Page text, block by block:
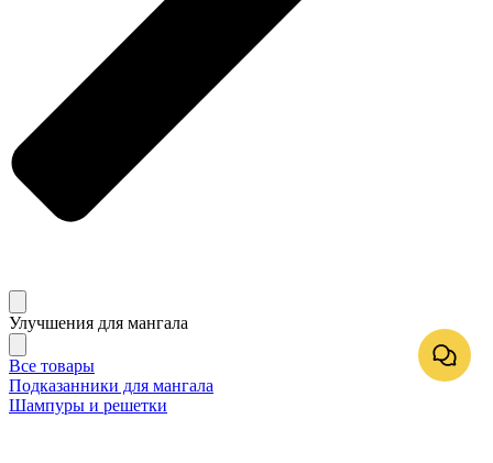
Улучшения для мангала
Все товары
Подказанники для мангала
Шампуры и решетки